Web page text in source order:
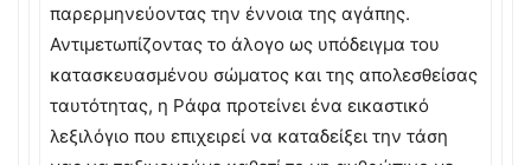
παρερμηνεύοντας την έννοια της αγάπης.
Αντιμετωπίζοντας το άλογο ως υπόδειγμα του
κατασκευασμένου σώματος και της απολεσθείσας
ταυτότητας, η Ράφα προτείνει ένα εικαστικό
λεξιλόγιο που επιχειρεί να καταδείξει την τάση